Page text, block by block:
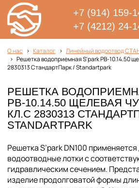
+7 (914) 159-
+7 (4212) 24-
О нас Каталог
Линейный водоотвод
Решетка водоприемная S'park РВ-10.14.50
2830313 СтандартПарк / Standartpark
РЕШЕТКА
РВ-10.14.50 ЩЕЛЕВАЯ
КЛ.С 2830313
STANDARTPARK
Решетка S’park DN100
водоотводные лотки с
гидравлическим сечением.
изделие продолговатой формы